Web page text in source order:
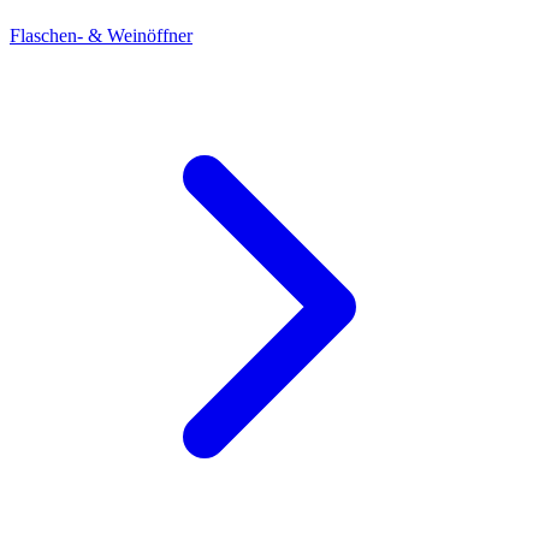
Flaschen- & Weinöffner